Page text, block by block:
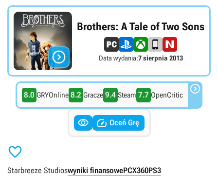

Brothers: A Tale of Two Sons
Data wydania:7 sierpnia 2013
8.0 GRYOnline 8.2 Gracze 9.4 Steam 7.7 OpenCritic 
  Oceń Grę

Starbreeze Studioswyniki finansowePCX360PS3